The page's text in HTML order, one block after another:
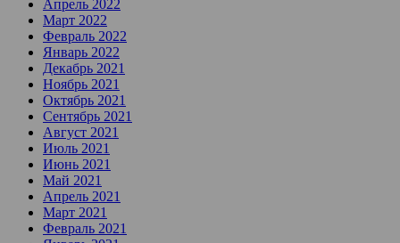
Апрель 2022
Март 2022
Февраль 2022
Январь 2022
Декабрь 2021
Ноябрь 2021
Октябрь 2021
Сентябрь 2021
Август 2021
Июль 2021
Июнь 2021
Май 2021
Апрель 2021
Март 2021
Февраль 2021